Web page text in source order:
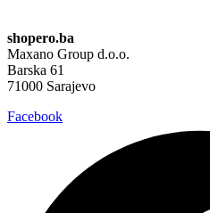
shopero.ba
Maxano Group d.o.o.
Barska 61
71000 Sarajevo
Facebook